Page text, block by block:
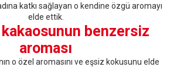
katkı sağlayan o kendine özgü aromayı
elde ettik.
kakaosunun benzersiz
aroması
o özel aromasını ve eşsiz kokusunu elde